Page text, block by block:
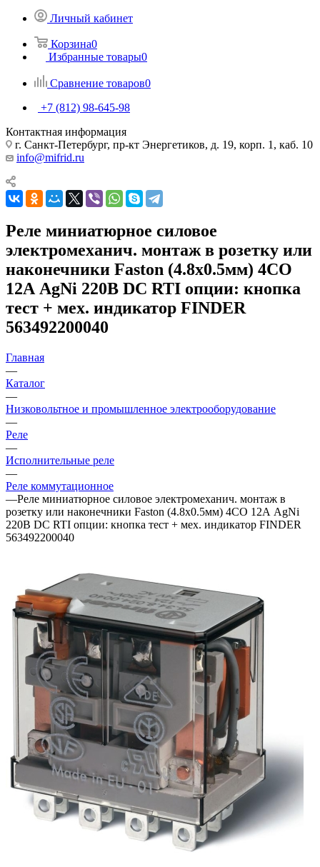
Личный кабинет
Корзина0
Избранные товары0
Сравнение товаров0
+7 (812) 98-645-98
Контактная информация
г. Санкт-Петербург, пр-кт Энергетиков, д. 19, корп. 1, каб. 10
info@mifrid.ru
Реле миниатюрное силовое
электромеханич. монтаж в розетку или
наконечники Faston (4.8х0.5мм) 4CO
12А AgNi 220В DC RTI опции: кнопка
тест + мех. индикатор FINDER
563492200040
Главная
—
Каталог
—
Низковольтное и промышленное электрооборудование
—
Реле
—
Исполнительные реле
—
Реле коммутационное
—Реле миниатюрное силовое электромеханич. монтаж в
розетку или наконечники Faston (4.8х0.5мм) 4CO 12А AgNi
220В DC RTI опции: кнопка тест + мех. индикатор FINDER
563492200040